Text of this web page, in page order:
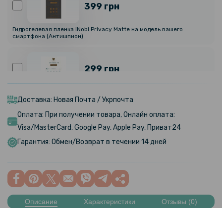
399 грн
Гидрогелевая пленка iNobi Privacy Matte на модель вашего
смартфона (Антишпион)
299 грн
Матовая
159 грн
199 грн
Watch Fit 3 шт, Transparent
159 грн
199 грн
Доставка: Новая Почта / Укрпочта
Оплата: При получении товара, Онлайн оплата:
Visa/MasterCard, Google Pay, Apple Pay, Приват24
Гарантия: Обмен/Возврат в течении 14 дней
Описание Характеристики Отзывы (0)